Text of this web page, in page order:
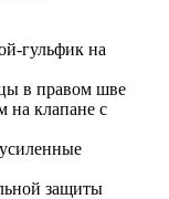
гульфик на
в правом шве
на клапане с
защиты